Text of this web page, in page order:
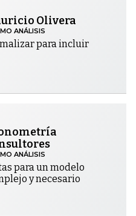
Olivera
ANÁLISIS
para incluir
ANÁLISIS
para un modelo
y necesario